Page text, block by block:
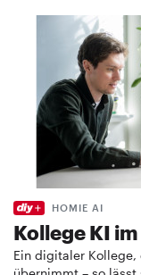
HOMIE AI
Kollege KI
Ein digitaler Kollege,